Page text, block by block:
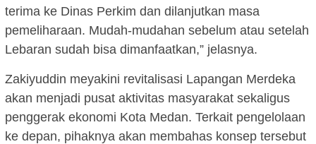
terima ke Dinas Perkim dan dilanjutkan masa
pemeliharaan. Mudah-mudahan sebelum atau setelah
Lebaran sudah bisa dimanfaatkan,” jelasnya.
Zakiyuddin meyakini revitalisasi Lapangan Merdeka
akan menjadi pusat aktivitas masyarakat sekaligus
penggerak ekonomi Kota Medan. Terkait pengelolaan
ke depan, pihaknya akan membahas konsep tersebut